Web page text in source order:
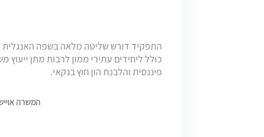
התפקיד דורש שליטה מלאה בשפה האנגלית
כולל ליחידים עתירי ממון לרבות מתן ייעוץ
פיננסית והלבנת הון חוץ בנקאי.
המשרה אויישה